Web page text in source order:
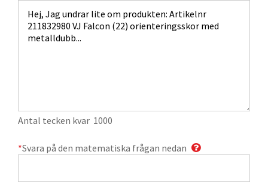
Antal tecken kvar 1000
*Svara på den matematiska frågan nedan